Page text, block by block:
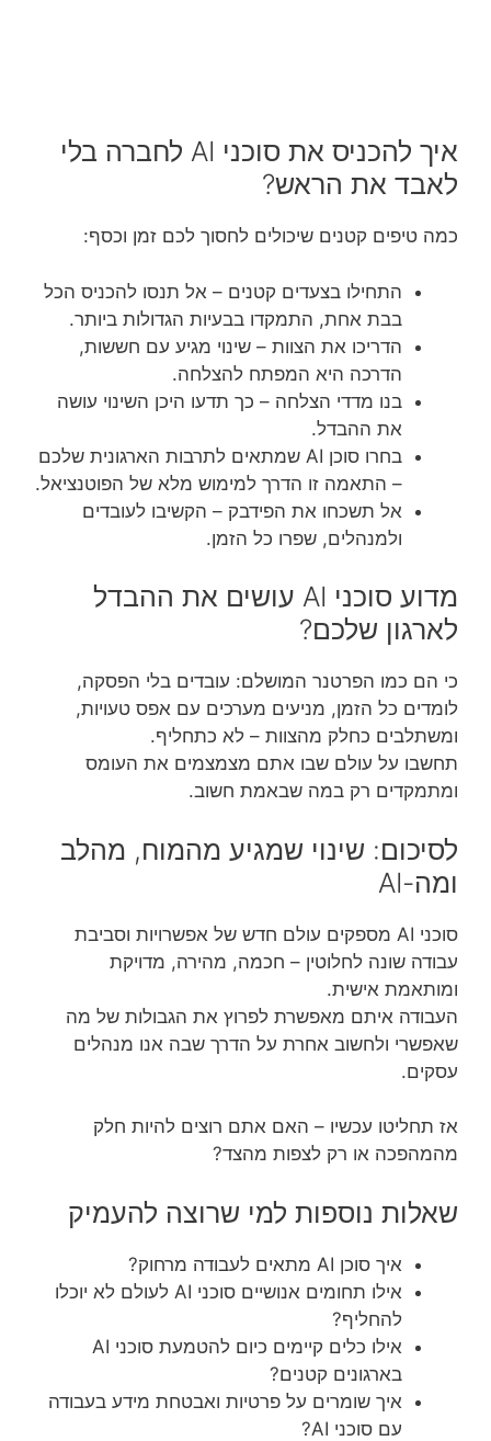
איך להכניס את סוכני AI לחברה בלי
לאבד את הראש?
כמה טיפים קטנים שיכולים לחסוך לכם זמן וכסף:
התחילו בצעדים קטנים – אל תנסו להכניס הכל
בבת אחת, התמקדו בבעיות הגדולות ביותר.
הדריכו את הצוות – שינוי מגיע עם חששות,
הדרכה היא המפתח להצלחה.
בנו מדדי הצלחה – כך תדעו היכן השינוי עושה
את ההבדל.
בחרו סוכן AI שמתאים לתרבות הארגונית שלכם
– התאמה זו הדרך למימוש מלא של הפוטנציאל.
אל תשכחו את הפידבק – הקשיבו לעובדים
ולמנהלים, שפרו כל הזמן.
מדוע סוכני AI עושים את ההבדל
לארגון שלכם?
כי הם כמו הפרטנר המושלם: עובדים בלי הפסקה,
לומדים כל הזמן, מניעים מערכים עם אפס טעויות,
ומשתלבים כחלק מהצוות – לא כתחליף.
תחשבו על עולם שבו אתם מצמצמים את העומס
ומתמקדים רק במה שבאמת חשוב.
לסיכום: שינוי שמגיע מהמוח, מהלב
ומה-AI
סוכני AI מספקים עולם חדש של אפשרויות וסביבת
עבודה שונה לחלוטין – חכמה, מהירה, מדויקת
ומותאמת אישית.
העבודה איתם מאפשרת לפרוץ את הגבולות של מה
שאפשרי ולחשוב אחרת על הדרך שבה אנו מנהלים
עסקים.
אז תחליטו עכשיו – האם אתם רוצים להיות חלק
מהמהפכה או רק לצפות מהצד?
שאלות נוספות למי שרוצה להעמיק
איך סוכן AI מתאים לעבודה מרחוק?
אילו תחומים אנושיים סוכני AI לעולם לא יוכלו
להחליף?
אילו כלים קיימים כיום להטמעת סוכני AI
בארגונים קטנים?
איך שומרים על פרטיות ואבטחת מידע בעבודה
עם סוכני AI?